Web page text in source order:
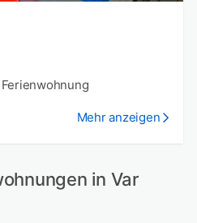
Mehr anzeigen
in Var